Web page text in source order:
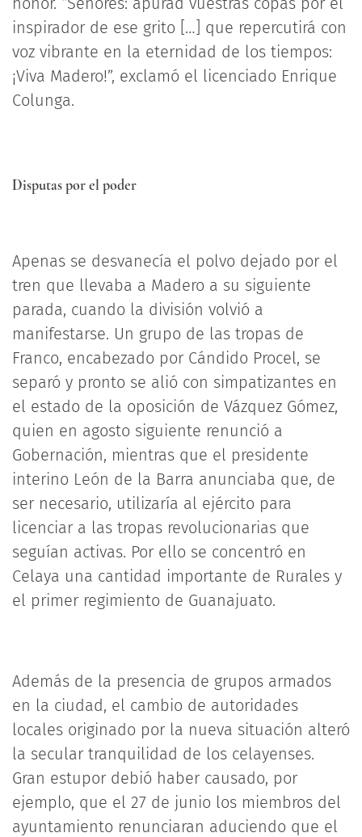
inspirador de ese grito […] que repercutirá con
voz vibrante en la eternidad de los tiempos:
¡Viva Madero!”, exclamó el licenciado Enrique
Colunga.
Disputas por el poder
Apenas se desvanecía el polvo dejado por el
tren que llevaba a Madero a su siguiente
parada, cuando la división volvió a
manifestarse. Un grupo de las tropas de
Franco, encabezado por Cándido Procel, se
separó y pronto se alió con simpatizantes en
el estado de la oposición de Vázquez Gómez,
quien en agosto siguiente renunció a
Gobernación, mientras que el presidente
interino León de la Barra anunciaba que, de
ser necesario, utilizaría al ejército para
licenciar a las tropas revolucionarias que
seguían activas. Por ello se concentró en
Celaya una cantidad importante de Rurales y
el primer regimiento de Guanajuato.
Además de la presencia de grupos armados
en la ciudad, el cambio de autoridades
locales originado por la nueva situación alteró
la secular tranquilidad de los celayenses.
Gran estupor debió haber causado, por
ejemplo, que el 27 de junio los miembros del
ayuntamiento renunciaran aduciendo que el